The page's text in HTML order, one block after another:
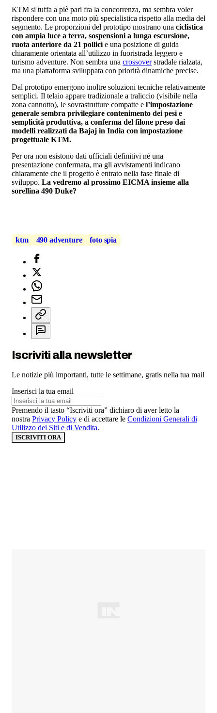
KTM si tuffa a piè pari fra la concorrenza, ma sembra voler
rispondere con una moto più specialistica rispetto alla media del
segmento. Le proporzioni del prototipo mostrano una ciclistica
con ampia luce a terra, sospensioni a lunga escursione,
ruota anteriore da 21 pollici e una posizione di guida
chiaramente orientata all’utilizzo in fuoristrada leggero e
turismo adventure. Non sembra una crossoverstradale rialzata,
ma una piattaforma sviluppata con priorità dinamiche precise.
Dal prototipo emergono inoltre soluzioni tecniche relativamente
semplici. Il telaio appare tradizionale a traliccio (visibile nella
zona cannotto), le sovrastrutture compatte e l’impostazione
generale sembra privilegiare contenimento dei pesi e
semplicità produttiva, a conferma del filone preso dai
modelli realizzati da Bajaj in India con impostazione
progettuale KTM.
Per ora non esistono dati ufficiali definitivi né una
presentazione confermata, ma gli avvistamenti indicano
chiaramente che il progetto è entrato nella fase finale di
sviluppo. La vedremo al prossimo EICMA insieme alla
sorellina 490 Duke?
ktm 490 adventure foto spia
Iscriviti alla newsletter
Le notizie più importanti, tutte le settimane, gratis nella tua mail
Inserisci la tua email
Premendo il tasto “Iscriviti ora” dichiaro di aver letto la
nostra Privacy Policy e di accettare le Condizioni Generali di
Utilizzo dei Siti e di Vendita.
ISCRIVITI ORA